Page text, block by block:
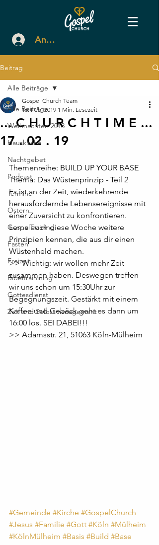
Anmelden
Beitrag
Alle Beiträge
Weihnachten 2018
Hauskirche
Nachtgebet
Podcast
Termine
Ostern
GospelTraining
Fasten
Freizeit
Bibeltrainining
Gottesdienst
Zeit und Selbstmanagement
Alle Beiträge
... C H U R C H T I M E ...
17 . 02 . 19
Gospel Church Team
16. Feb. 2019 1 Min. Lesezeit
Themenreihe: BUILD UP YOUR BASE
Thema: Das Wüstenprinzip - Teil 2
Es ist an der Zeit, wiederkehrende
herausfordernde Lebensereignisse mit
einer Zuversicht zu konfrontieren.
Lerne auch diese Woche weitere
Prinzipien kennen, die aus dir einen
Wüstenheld machen.
>> Wichtig: wir wollen mehr Zeit
zusammen haben. Deswegen treffen
wir uns schon um 15:30Uhr zur
Begegnungszeit. Gestärkt mit einem
Kaffee und Gebäck geht es dann um
16:00 los. SEI DABEI!!!
>> Adamsstr. 21, 51063 Köln-Mülheim
#Gemeinde #Kirche #GospelChurch
#Jesus #Familie #Gott #Köln #Mülheim
#KölnMülheim #Basis #Build #Base